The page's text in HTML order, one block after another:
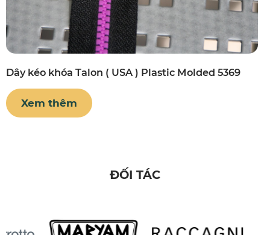
Dây kéo khóa Talon ( USA ) Plastic Molded 5369
Xem thêm
ĐỐI TÁC